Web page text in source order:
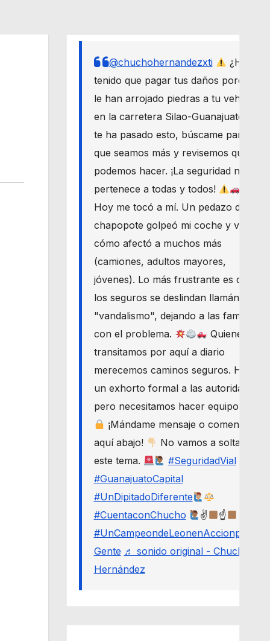
@chuchohernandezxti
¿Has
tenido que pagar tus daños porque
le han arrojado piedras a tu vehículo
en la carretera Silao-Guanajuato? Si
te ha pasado esto, búscame para
que seamos más y revisemos qué
podemos hacer. ¡La seguridad nos
pertenece a todas y todos!
Hoy me tocó a mí. Un pedazo de
chapopote golpeó mi coche y vi
cómo afectó a muchos más
(camiones, adultos mayores,
jóvenes). Lo más frustrante es que
los seguros se deslindan llamándolo
"vandalismo", dejando a las familias
con el problema.
Quienes
transitamos por aquí a diario
merecemos caminos seguros. Haré
un exhorto formal a las autoridades,
pero necesitamos hacer equipo.
¡Mándame mensaje o comenta
aquí abajo!
No vamos a soltar
este tema.
#SeguridadVial
#GuanajuatoCapital
#UnDipitadoDiferente
#CuentaconChucho
✌
☝
#UnCampeondeLeonenAccionporLa
Gente ♬ sonido original - Chucho
Hernández